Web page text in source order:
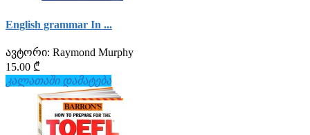
English grammar In ...
ავტორი: Raymond Murphy
15.00 ₾
კალათაში დამატება